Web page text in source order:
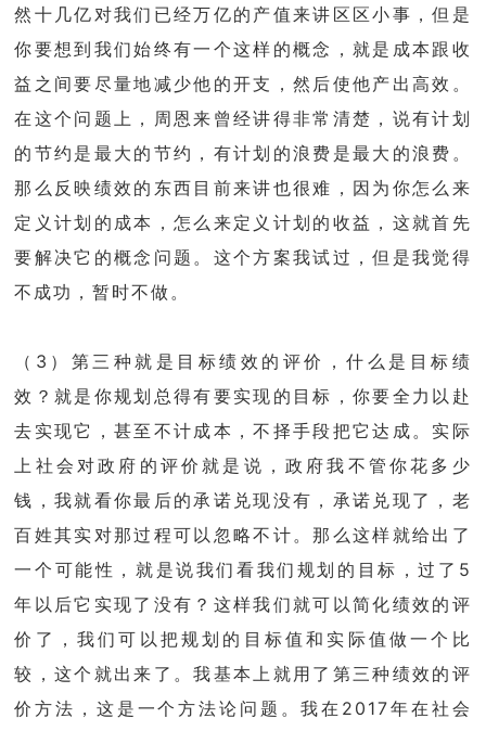
然十几亿对我们已经万亿的产值来讲区区小事，但是
你要想到我们始终有一个这样的概念，就是成本跟收
益之间要尽量地减少他的开支，然后使他产出高效。
在这个问题上，周恩来曾经讲得非常清楚，说有计划
的节约是最大的节约，有计划的浪费是最大的浪费。
那么反映绩效的东西目前来讲也很难，因为你怎么来
定义计划的成本，怎么来定义计划的收益，这就首先
要解决它的概念问题。这个方案我试过，但是我觉得
不成功，暂时不做。
（3）第三种就是目标绩效的评价，什么是目标绩
效？就是你规划总得有要实现的目标，你要全力以赴
去实现它，甚至不计成本，不择手段把它达成。实际
上社会对政府的评价就是说，政府我不管你花多少
钱，我就看你最后的承诺兑现没有，承诺兑现了，老
百姓其实对那过程可以忽略不计。那么这样就给出了
一个可能性，就是说我们看我们规划的目标，过了5
年以后它实现了没有？这样我们就可以简化绩效的评
价了，我们可以把规划的目标值和实际值做一个比
较，这个就出来了。我基本上就用了第三种绩效的评
价方法，这是一个方法论问题。我在2017年在社会